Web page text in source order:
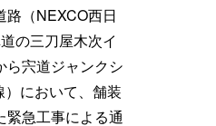
路（NEXCO西日
の三刀屋木次イ
ら宍道ジャンクシ
において、舗装
緊急工事による通